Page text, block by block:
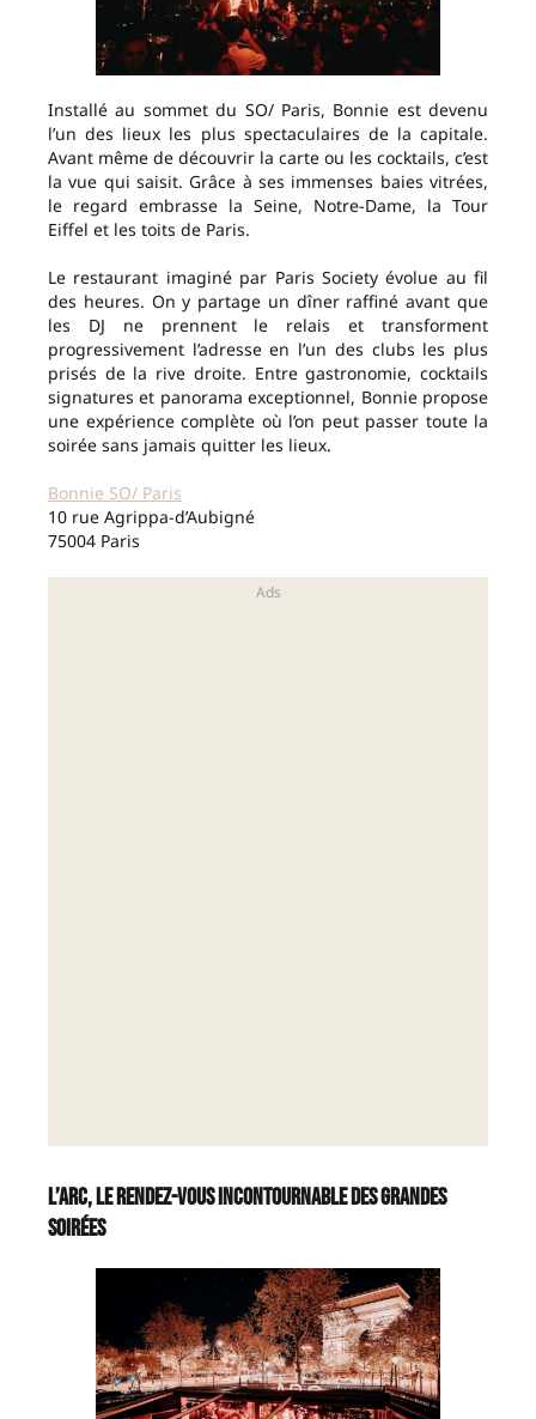
Installé au sommet du SO/ Paris, Bonnie est devenu
l’un des lieux les plus spectaculaires de la capitale.
Avant même de découvrir la carte ou les cocktails, c’est
la vue qui saisit. Grâce à ses immenses baies vitrées,
le regard embrasse la Seine, Notre-Dame, la Tour
Eiffel et les toits de Paris.
Le restaurant imaginé par Paris Society évolue au fil
des heures. On y partage un dîner raffiné avant que
les DJ ne prennent le relais et transforment
progressivement l’adresse en l’un des clubs les plus
prisés de la rive droite. Entre gastronomie, cocktails
signatures et panorama exceptionnel, Bonnie propose
une expérience complète où l’on peut passer toute la
soirée sans jamais quitter les lieux.
Bonnie SO/ Paris
10 rue Agrippa-d’Aubigné
75004 Paris
L’Arc, le rendez-vous incontournable des grandes
soirées